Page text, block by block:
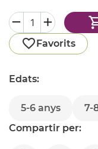
Favorits
Edats:
5-6 anys 7-
Compartir per: